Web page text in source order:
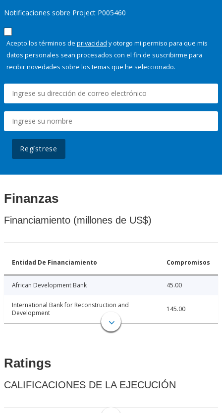
Notificaciones sobre Project P005460
Acepto los términos de privacidad y otorgo mi permiso para que mis
datos personales sean procesados con el fin de suscribirme para
recibir novedades sobre los temas que he seleccionado.
Regístrese
Finanzas
Financiamiento (millones de US$)
Entidad De Financiamiento Compromisos
African Development Bank 45.00
International Bank for Reconstruction and
Development
145.00
Ratings
CALIFICACIONES DE LA EJECUCIÓN